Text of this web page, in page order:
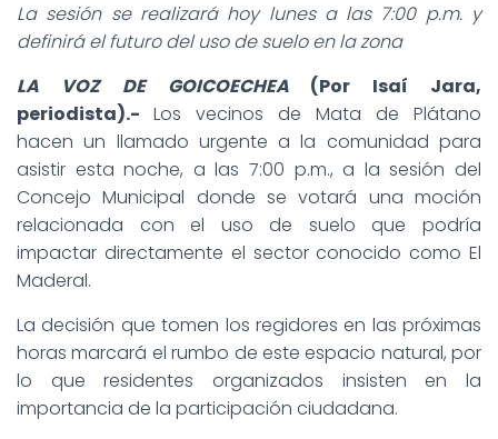
La sesión se realizará hoy lunes a las 7:00 p.m. y
definirá el futuro del uso de suelo en la zona
LA VOZ DE GOICOECHEA(Por Isaí Jara,
periodista).- Los vecinos de Mata de Plátano
hacen un llamado urgente a la comunidad para
asistir esta noche, a las 7:00 p.m., a la sesión del
Concejo Municipal donde se votará una moción
relacionada con el uso de suelo que podría
impactar directamente el sector conocido como El
Maderal.
La decisión que tomen los regidores en las próximas
horas marcará el rumbo de este espacio natural, por
lo que residentes organizados insisten en la
importancia de la participación ciudadana.